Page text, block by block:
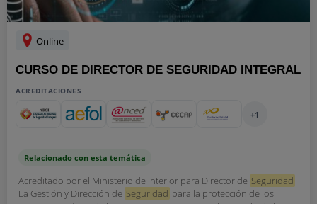
Online
CURSO DE DIRECTOR DE SEGURIDAD INTEGRAL
ACREDITACIONES
+1
Relacionado con esta temática
Acreditado por el Ministerio de Interior para Director de Seguridad
La Gestión y Dirección de Seguridad para la protección de los